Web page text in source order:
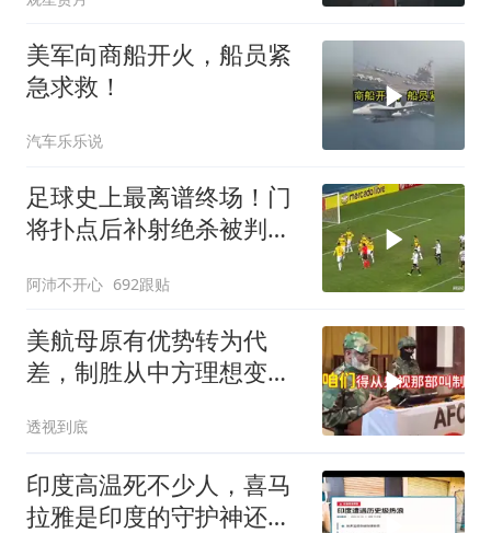
美军向商船开火，船员紧
急求救！
汽车乐乐说
足球史上最离谱终场！门
将扑点后补射绝杀被判无
阿沛不开心 692跟贴
美航母原有优势转为代
差，制胜从中方理想变为
透视到底
印度高温死不少人，喜马
拉雅是印度的守护神还是